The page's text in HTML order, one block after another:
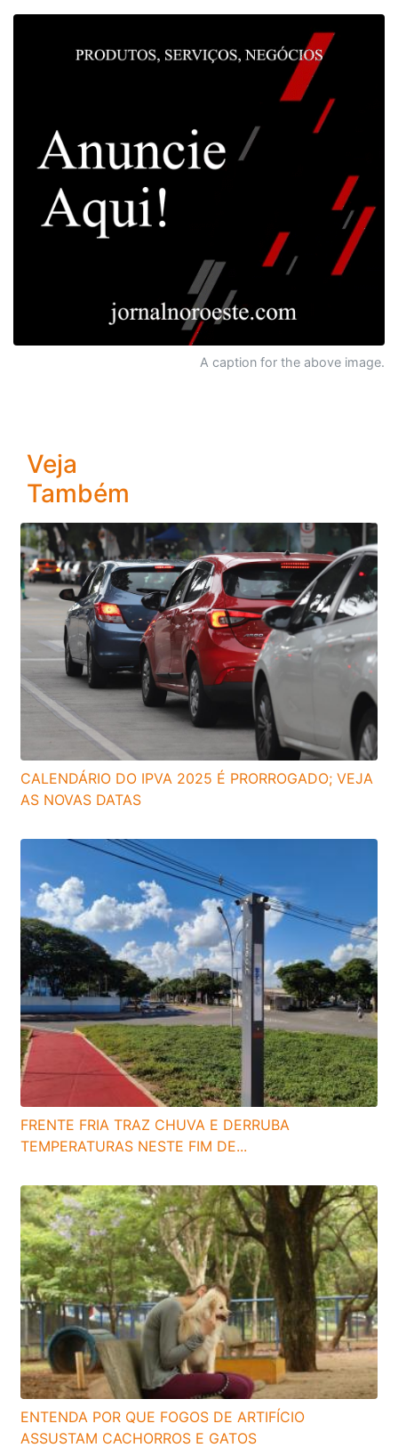
A caption for the above image.
Veja
Também
CALENDÁRIO DO IPVA 2025 É PRORROGADO; VEJA
AS NOVAS DATAS
FRENTE FRIA TRAZ CHUVA E DERRUBA
TEMPERATURAS NESTE FIM DE...
ENTENDA POR QUE FOGOS DE ARTIFÍCIO
ASSUSTAM CACHORROS E GATOS